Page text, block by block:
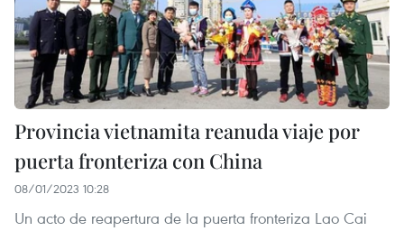
Provincia vietnamita reanuda viaje por
puerta fronteriza con China
08/01/2023 10:28
Un acto de reapertura de la puerta fronteriza Lao Cai